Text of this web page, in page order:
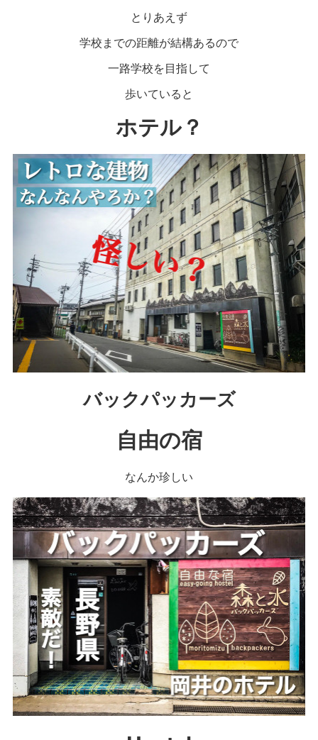
とりあえず
学校までの距離が結構あるので
一路学校を目指して
歩いていると
ホテル？
バックパッカーズ
自由の宿
なんか珍しい